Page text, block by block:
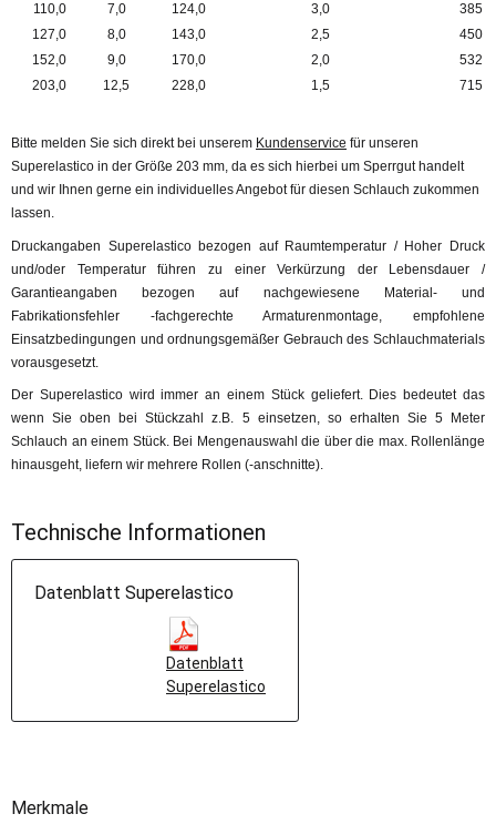
110,0
7,0 124,0 3,0
385
127,0
8,0 143,0 2,5
450
152,0
9,0 170,0 2,0
532
203,0
12,5 228,0 1,5 715
Bitte melden Sie sich direkt bei unserem Kundenservice für unseren
Superelastico in der Größe 203 mm, da es sich hierbei um Sperrgut handelt
und wir Ihnen gerne ein individuelles Angebot für diesen Schlauch zukommen
lassen.
Druckangaben Superelastico bezogen auf Raumtemperatur / Hoher Druck
und/oder Temperatur führen zu einer Verkürzung der Lebensdauer /
Garantieangaben bezogen auf nachgewiesene Material- und
Fabrikationsfehler -fachgerechte Armaturenmontage, empfohlene
Einsatzbedingungen und ordnungsgemäßer Gebrauch des Schlauchmaterials
vorausgesetzt.
Der Superelastico wird immer an einem Stück geliefert. Dies bedeutet das
wenn Sie oben bei Stückzahl z.B. 5 einsetzen, so erhalten Sie 5 Meter
Schlauch an einem Stück. Bei Mengenauswahl die über die max. Rollenlänge
hinausgeht, liefern wir mehrere Rollen (-anschnitte).
Technische Informationen
Datenblatt Superelastico
Datenblatt
Superelastico
Merkmale